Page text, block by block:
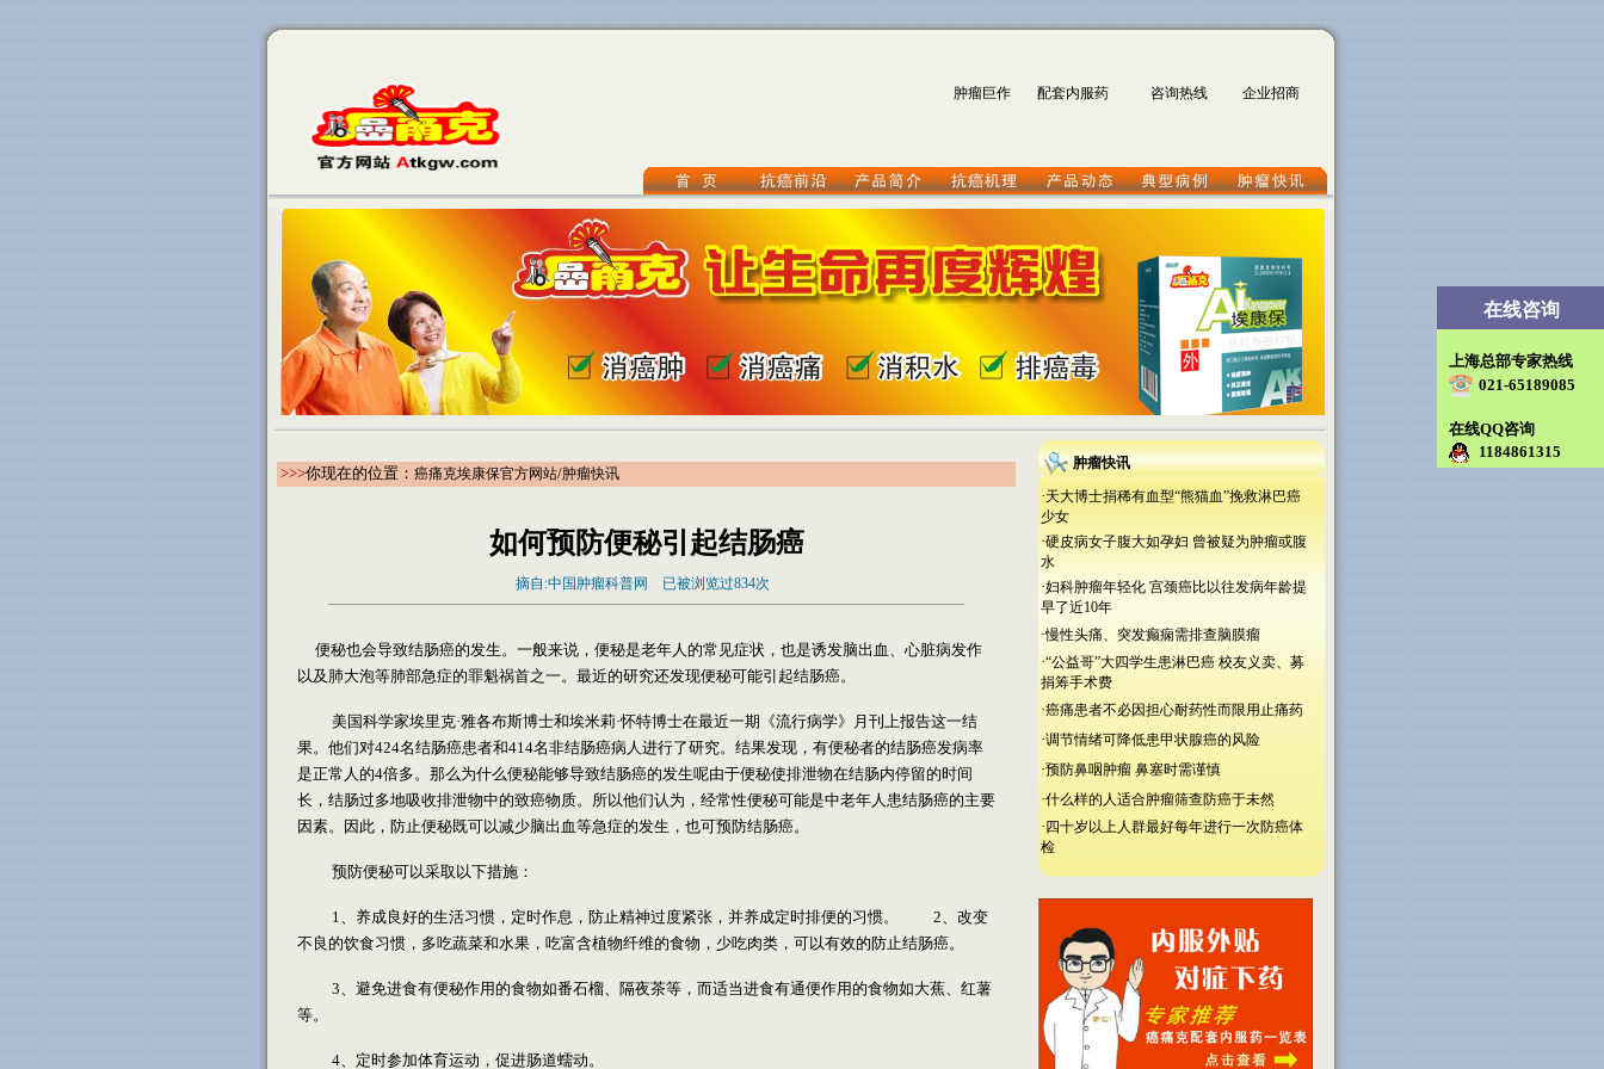
在线咨询
上海总部专家热线
021-65189085
在线QQ咨询
1184861315
肿瘤巨作 配套内服药 咨询热线 企业招商
>>>你现在的位置： 癌痛克埃康保官方网站/肿瘤快讯
如何预防便秘引起结肠癌
摘自:中国肿瘤科普网 已被浏览过834次
便秘也会导致结肠癌的发生。一般来说，便秘是老年人的常见症状，也是诱发脑出血、心脏病发作
以及肺大泡等肺部急症的罪魁祸首之一。最近的研究还发现便秘可能引起结肠癌。
美国科学家埃里克·雅各布斯博士和埃米莉·怀特博士在最近一期《流行病学》月刊上报告这一结
果。他们对424名结肠癌患者和414名非结肠癌病人进行了研究。结果发现，有便秘者的结肠癌发病率
是正常人的4倍多。那么为什么便秘能够导致结肠癌的发生呢由于便秘使排泄物在结肠内停留的时间
长，结肠过多地吸收排泄物中的致癌物质。所以他们认为，经常性便秘可能是中老年人患结肠癌的主要
因素。因此，防止便秘既可以减少脑出血等急症的发生，也可预防结肠癌。
预防便秘可以采取以下措施：
1、养成良好的生活习惯，定时作息，防止精神过度紧张，并养成定时排便的习惯。 2、改变
不良的饮食习惯，多吃蔬菜和水果，吃富含植物纤维的食物，少吃肉类，可以有效的防止结肠癌。
3、避免进食有便秘作用的食物如番石榴、隔夜茶等，而适当进食有通便作用的食物如大蕉、红薯
等。
4、定时参加体育运动，促进肠道蠕动。
肿瘤快讯
·天大博士捐稀有血型“熊猫血”挽救淋巴癌
少女
·硬皮病女子腹大如孕妇 曾被疑为肿瘤或腹
水
·妇科肿瘤年轻化 宫颈癌比以往发病年龄提
早了近10年
·慢性头痛、突发癫痫需排查脑膜瘤
·“公益哥”大四学生患淋巴癌 校友义卖、募
捐筹手术费
·癌痛患者不必因担心耐药性而限用止痛药
·调节情绪可降低患甲状腺癌的风险
·预防鼻咽肿瘤 鼻塞时需谨慎
·什么样的人适合肿瘤筛查防癌于未然
· 四十岁以上人群最好每年进行一次防癌体
检